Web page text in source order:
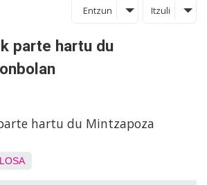
Entzun Itzuli
parte hartu du
hartu du Mintzapoza